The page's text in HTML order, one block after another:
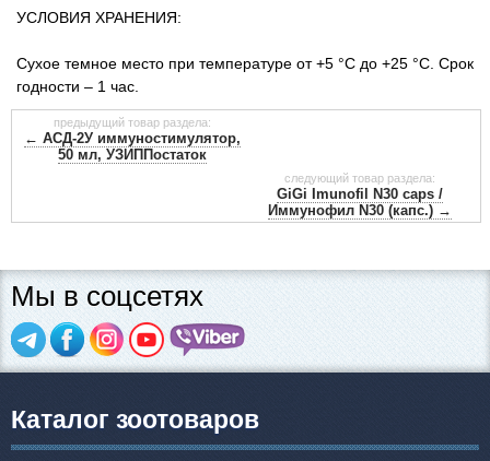
УСЛОВИЯ ХРАНЕНИЯ:
Сухое темное место при температуре от +5 °С до +25 °С. Срок
годности – 1 час.
предыдущий товар раздела:
← АСД-2У иммуностимулятор,
50 мл, УЗИППостаток
следующий товар раздела:
GiGi Imunofil N30 caps /
Иммунофил N30 (капс.) →
Мы в соцсетях
Каталог зоотоваров